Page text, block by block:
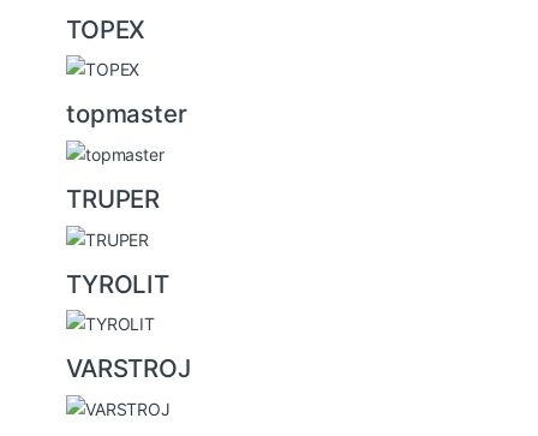
TOPEX
topmaster
TRUPER
TYROLIT
VARSTROJ